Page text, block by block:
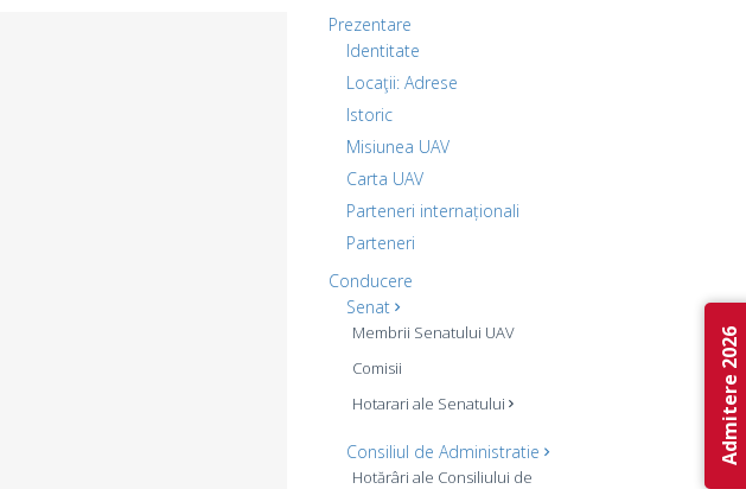
Prezentare
Identitate
Locaţii: Adrese
Istoric
Misiunea UAV
Carta UAV
Parteneri internaționali
Parteneri
Conducere
Senat
Membrii Senatului UAV
Comisii
Hotarari ale Senatului
Consiliul de Administratie
Hotărâri ale Consiliului de
Admitere 2026